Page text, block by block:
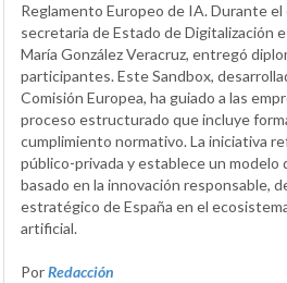
Reglamento Europeo de IA. Durante el
secretaria de Estado de Digitalización
María González Veracruz, entregó
participantes. Este Sandbox,
Comisión Europea, ha guiado a las
proceso estructurado que incluye
cumplimiento normativo. La iniciativa
público-privada y establece un
basado en la innovación responsable,
estratégico de España en el
artificial.
PorRedacción